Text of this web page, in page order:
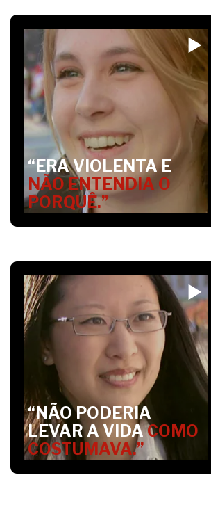
“ERA VIOLENTA E
NÃO ENTENDIA O
PORQUÊ.”
“NÃO PODERIA
LEVAR A VIDACOMO
COSTUMAVA.”